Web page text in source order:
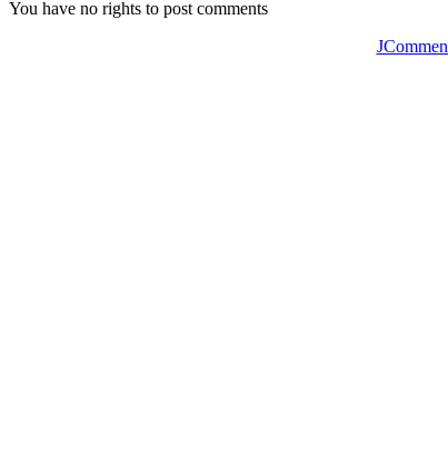
You have no rights to post comments